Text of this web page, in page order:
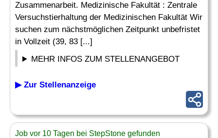
Zusammenarbeit. Medizinische Fakultät : Zentrale
Versuchstierhaltung der Medizinischen Fakultät Wir
suchen zum nächstmöglichen Zeitpunkt unbefristet
in Vollzeit (39, 83 [...]
MEHR INFOS ZUM STELLENANGEBOT
▶ Zur Stellenanzeige
Job vor 10 Tagen bei StepStone gefunden